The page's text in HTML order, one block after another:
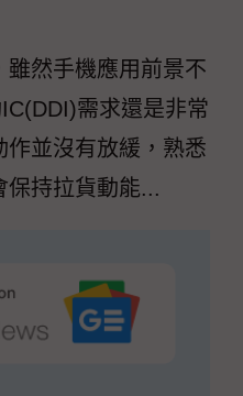
雖然手機應用前景不
需求還是非常
作並沒有放緩，熟悉
保持拉貨動能...